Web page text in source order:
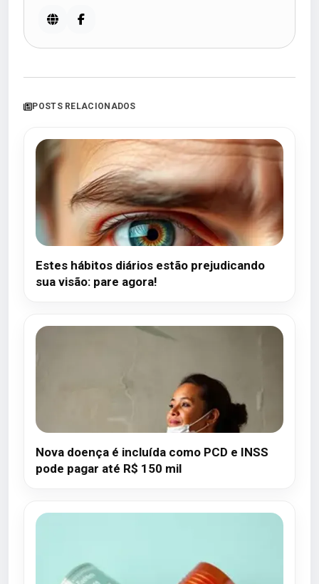
POSTS RELACIONADOS
Estes hábitos diários estão prejudicando
sua visão: pare agora!
Nova doença é incluída como PCD e INSS
pode pagar até R$ 150 mil